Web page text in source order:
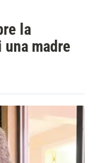
la
madre